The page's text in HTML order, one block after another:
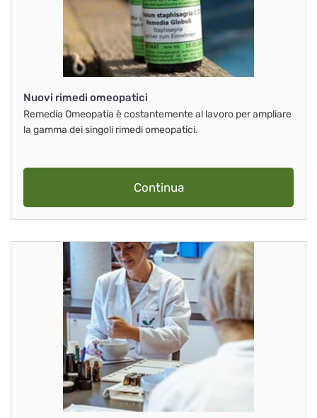
Nuovi rimedi omeopatici
Remedia Omeopatia è costantemente al lavoro per ampliare
la gamma dei singoli rimedi omeopatici.
Continua